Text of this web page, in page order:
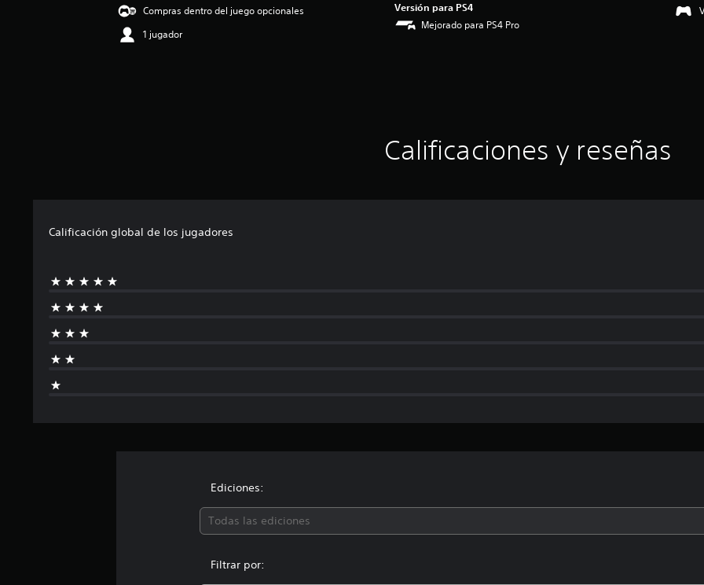
a
Compras dentro del juego opcionales
1 jugador
Versión para PS4
Mejorado para PS4 Pro
Calificaciones y reseñas
Calificación global de los jugadores
Ediciones:
Todas las ediciones
Filtrar por: